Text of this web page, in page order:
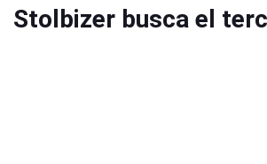
Stolbizer busca el